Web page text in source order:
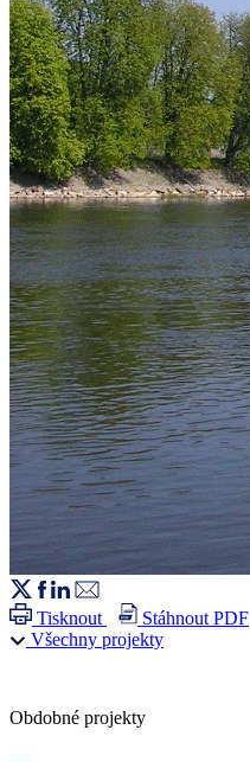
Tisknout
Stáhnout PDF
Všechny projekty
Obdobné projekty